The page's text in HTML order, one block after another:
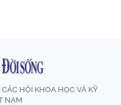
CÁC HỘI KHOA HỌC VÀ KỸ
NAM